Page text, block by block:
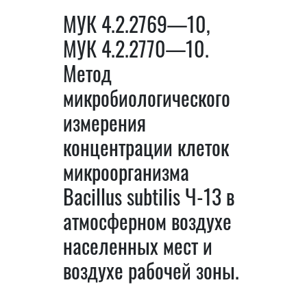
МУК 4.2.2769—10,
МУК 4.2.2770—10.
Метод
микробиологического
измерения
концентрации клеток
микроорганизма
Bacillus subtilis Ч-13 в
атмосферном воздухе
населенных мест и
воздухе рабочей зоны.